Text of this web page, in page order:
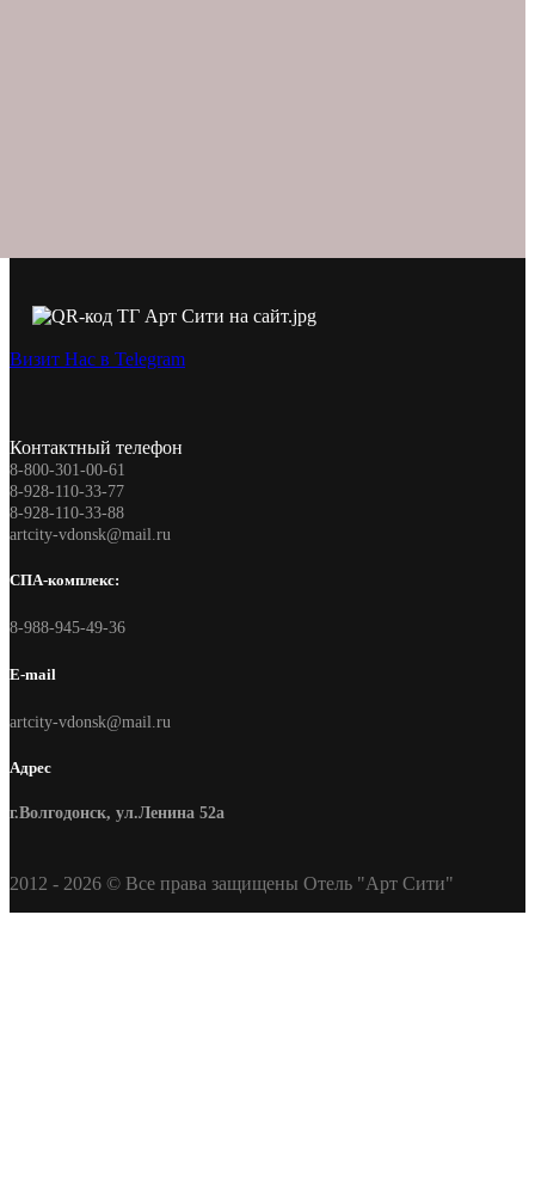
Визит Нас в Telegram
Контактный телефон
8-800-301-00-61
8-928-110-33-77
8-928-110-33-88
artcity-vdonsk@mail.ru
СПА-комплекс:
8-988-945-49-36
E-mail
artcity-vdonsk@mail.ru
Адрес
г.Волгодонск, ул.Ленина 52а
2012 - 2026 © Все права защищены Отель "Арт Сити"